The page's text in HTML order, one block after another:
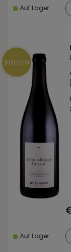
Auf Lager
Auf Lager